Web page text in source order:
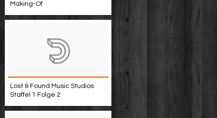
Making-Of
Lost & Found Music Studios
Staffel 1 Folge 2